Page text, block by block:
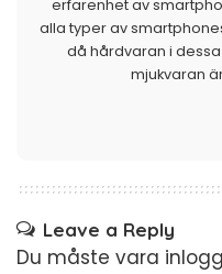
erfarenhet av
alla typer av
då hårdvaran i
mjukvaran
Leave a Reply
Du måste vara